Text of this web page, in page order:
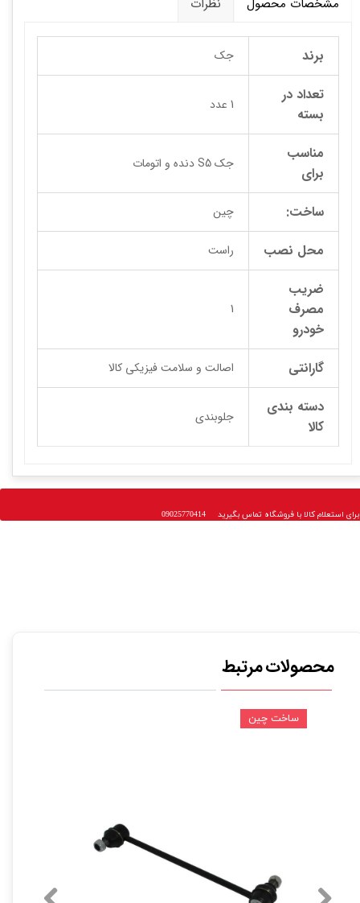
مشخصات محصول نظرات
برند جک
تعداد در
بسته
1 عدد
مناسب
برای
جک S5 دنده و اتومات
ساخت: چین
محل نصب راست
ضریب
مصرف
خودرو
1
گارانتی اصالت و سلامت فیزیکی کالا
دسته بندی
کالا
جلوبندی
استعلام کالا با فروشگاه تماس بگیرید 09025770414
محصولات مرتبط
ساخت چین